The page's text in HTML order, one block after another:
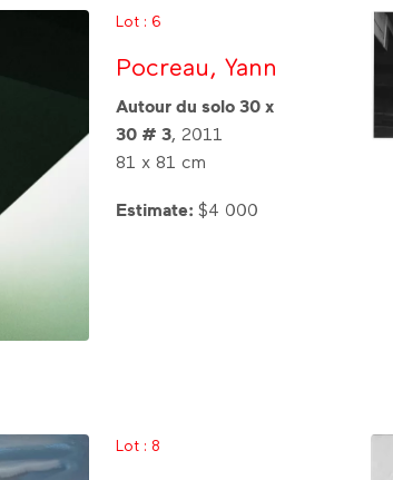
Lot : 6
Pocreau, Yann
Autour du solo 30 x
30 # 3, 2011
81 x 81 cm
Estimate:$4 000
Lot : 8